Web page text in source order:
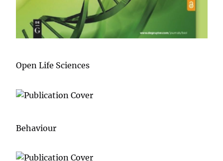
Open Life Sciences
Behaviour